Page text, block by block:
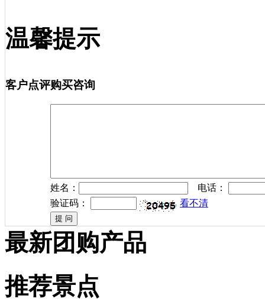
温馨提示
客户点评购买咨询
姓名：
电话：
验证码：
看不清
最新团购产品
推荐景点